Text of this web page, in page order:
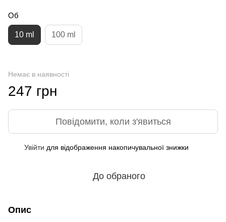
Об
10 ml 100 ml
Немає в наявності
247 грн
Повідомити, коли з'явиться
Увійти для відображення накопичувальної знижки
До обраного
Опис